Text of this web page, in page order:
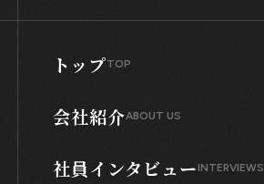
トップTOP
会社紹介ABOUT US
社員インタビューINTERVIEWS